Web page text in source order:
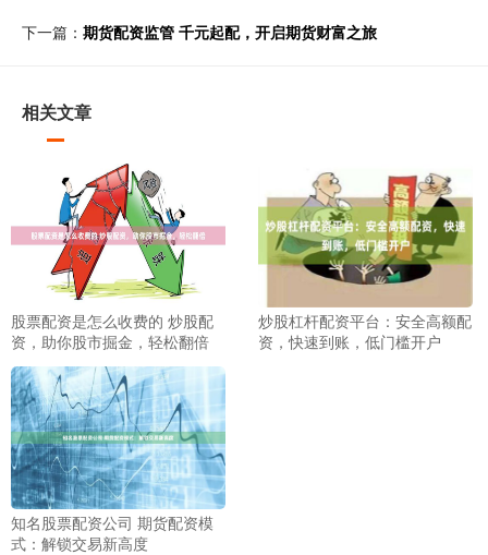
下一篇： 期货配资监管 千元起配，开启期货财富之旅
相关文章
股票配资是怎么收费的 炒股配
资，助你股市掘金，轻松翻倍
炒股杠杆配资平台：安全高额配
资，快速到账，低门槛开户
知名股票配资公司 期货配资模
式：解锁交易新高度